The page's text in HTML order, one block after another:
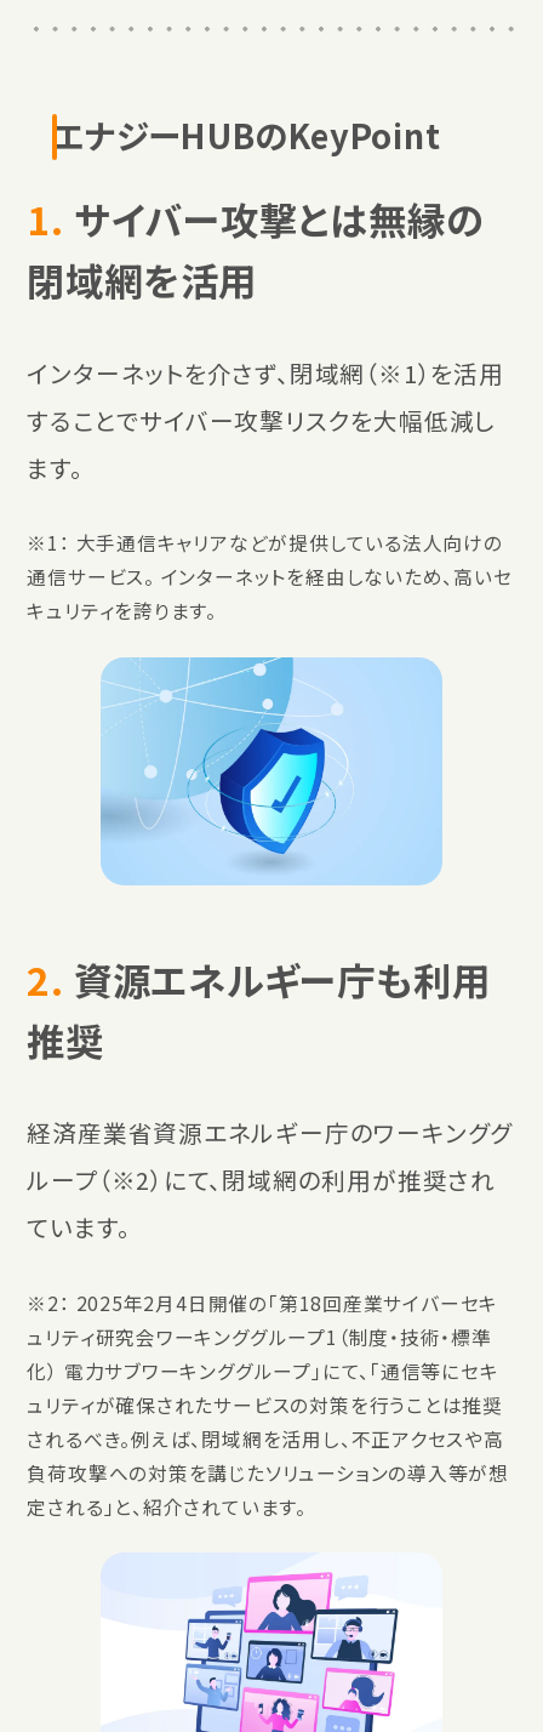
エナジーHUBのKeyPoint
1. サイバー攻撃とは無縁の
閉域網を活用
インターネットを介さず、閉域網（※1）を活用
することでサイバー攻撃リスクを大幅低減し
ます。
※1： 大手通信キャリアなどが提供している法人向けの
通信サービス。 インターネットを経由しないため、高いセ
キュリティを誇ります。
2. 資源エネルギー庁も利用
推奨
経済産業省資源エネルギー庁のワーキンググ
ループ（※2）にて、閉域網の利用が推奨され
ています。
※2： 2025年2月4日開催の「第18回産業サイバーセキ
ュリティ研究会ワーキンググループ1（制度・技術・標準
化） 電力サブワーキンググループ」にて、「通信等にセキ
ュリティが確保されたサービスの対策を行うことは推奨
されるべき。例えば、閉域網を活用し、不正アクセスや高
負荷攻撃への対策を講じたソリューションの導入等が想
定される」と、紹介されています。